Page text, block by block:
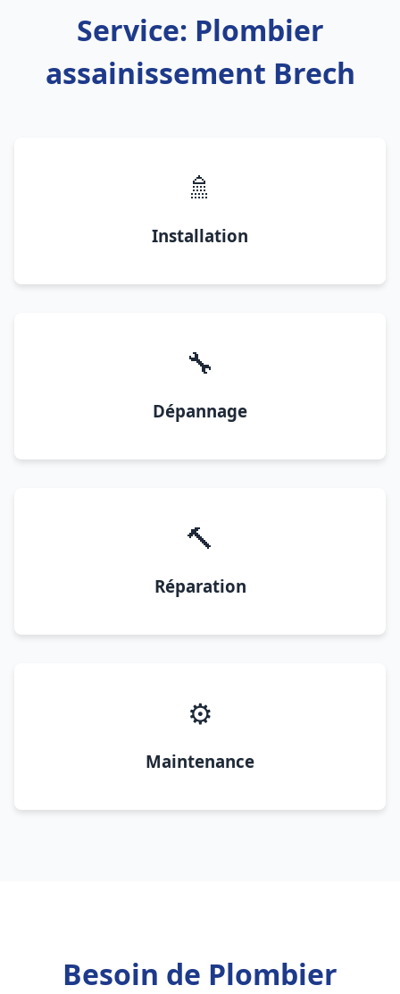
Service: Plombier
assainissement Brech
🚿
Installation
🔧
Dépannage
🔨
Réparation
⚙️
Maintenance
Besoin de Plombier